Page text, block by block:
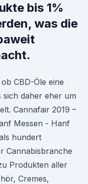
bis 1%
was die
CBD-Öle eine
daher eher um
Cannafair 2019 –
Messen - Hanf
hundert
Cannabisbranche
Produkten aller
Cremes,